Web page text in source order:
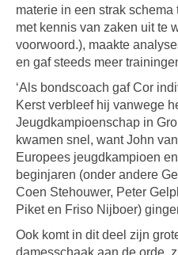
materie in een strak
met kennis van zaken uit te
voorwoord.), maakte
en gaf steeds meer
‘Als bondscoach gaf Cor
Kerst verbleef hij vanwege
Jeugdkampioenschap in
kwamen snel, want John
Europees jeugdkampioen
beginjaren (onder andere
Coen Stehouwer, Peter
Piket en Friso Nijboer)
Ook komt in dit deel zijn
damesschaak aan de orde,